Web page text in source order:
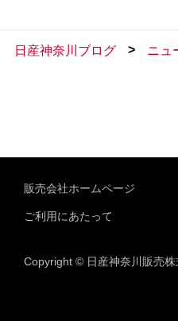
日産神奈川ブログ > ニュ
販売会社ホームページ
ご利用にあたって
Copyright © 日産神奈川販売